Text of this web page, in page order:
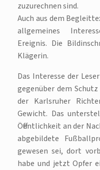
zuzurechnen sind.
Auch aus dem
allgemeines
Ereignis. Die
Klägerin.
Das Interesse der
gegenüber dem
der Karlsruher
Gewicht. Das
Öffentlichkeit an der
abgebildete
gewesen sei, dort
habe und jetzt Opfer